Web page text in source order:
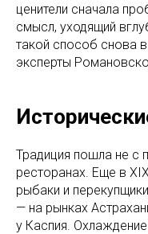
ценители сначала
смысл, уходящий
такой способ снова
эксперты
Традиция пошла не с
ресторанах. Еще в
рыбаки и
— на рынках
у Каспия.